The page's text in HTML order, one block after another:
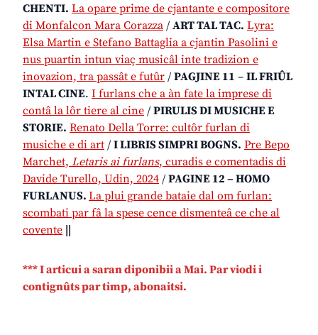
CHENTI. La opare prime de cjantante e compositore
di Monfalcon Mara Corazza / ART TAL TAC. Lyra:
Elsa Martin e Stefano Battaglia a cjantin Pasolini e
nus puartin intun viaç musicâl inte tradizion e
inovazion, tra passât e futûr / PAGJINE 11 – IL FRIÛL
INTAL CINE. I furlans che a àn fate la imprese di
contâ la lôr tiere al cine / PIRULIS DI MUSICHE E
STORIE. Renato Della Torre: cultôr furlan di
musiche e di art / I LIBRIS SIMPRI BOGNS. Pre Bepo
Marchet, Letaris ai furlans, curadis e comentadis di
Davide Turello, Udin, 2024 / PAGINE 12 – HOMO
FURLANUS. La plui grande bataie dal om furlan:
scombati par fâ la spese cence dismenteâ ce che al
covente
*** I articui a saran diponibii a Mai. Par viodi i
contignûts par timp, abonaitsi.